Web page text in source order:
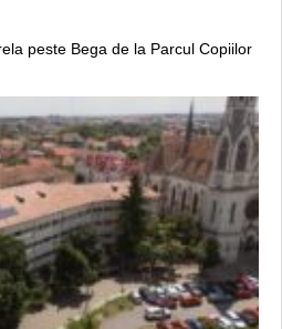
peste Bega de la Parcul Copiilor